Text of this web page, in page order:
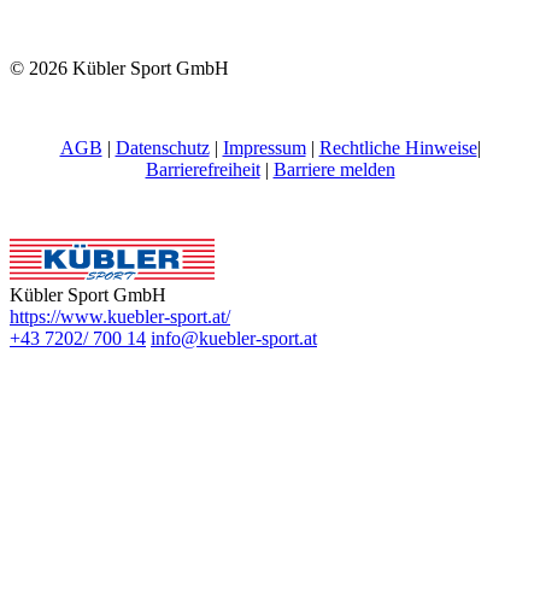
© 2026 Kübler Sport GmbH
AGB | Datenschutz| Impressum| Rechtliche Hinweise|
Barrierefreiheit| Barriere melden
Kübler Sport GmbH
https://www.kuebler-sport.at/
+43 7202/ 700 14 info@kuebler-sport.at